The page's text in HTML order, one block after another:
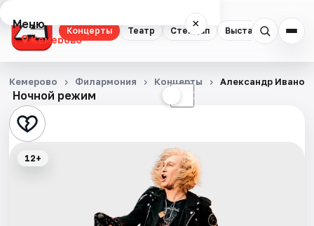
Концерты Театр Стендап Выставки
Меню ×
Кемерово
Концерты
Театр
Стендап
Ночной режим ☾
Кемерово Филармония Концерты Александр Иванов
12+